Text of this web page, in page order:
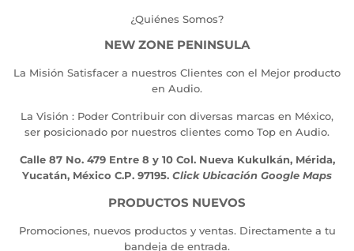
¿Quiénes Somos?
NEW ZONE PENINSULA
La Misión Satisfacer a nuestros Clientes con el Mejor producto
en Audio.
La Visión : Poder Contribuir con diversas marcas en México,
ser posicionado por nuestros clientes como Top en Audio.
Calle 87 No. 479 Entre 8 y 10 Col. Nueva Kukulkán, Mérida,
Yucatán, México C.P. 97195. Click Ubicación Google Maps
PRODUCTOS NUEVOS
Promociones, nuevos productos y ventas. Directamente a tu
bandeja de entrada.